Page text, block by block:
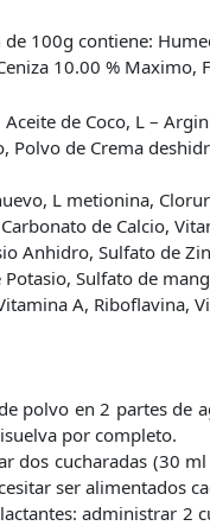
de 100g contiene:
10.00 % Maximo,
Aceite de Coco, L –
Polvo de Crema
L metionina,
de Calcio,
Anhidro, Sulfato de
Sulfato de
A, Riboflavina,
polvo en 2 partes de
por completo.
dos cucharadas (30
ser alimentados
administrar 2